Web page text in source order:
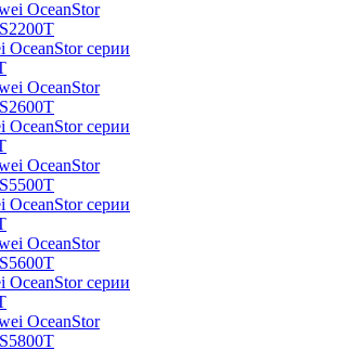
OceanStor серии
OceanStor серии
OceanStor серии
OceanStor серии